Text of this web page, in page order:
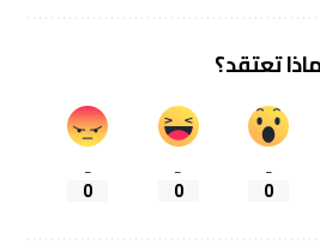
ماذا تعتقد؟
0
0
0